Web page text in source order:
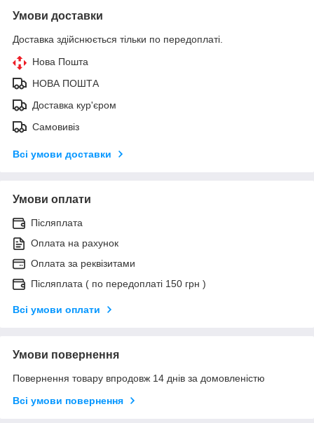
Умови доставки
Доставка здійснюється тільки по передоплаті.
Нова Пошта
НОВА ПОШТА
Доставка кур'єром
Самовивіз
Всі умови доставки
Умови оплати
Післяплата
Оплата на рахунок
Оплата за реквізитами
Післяплата ( по передоплаті 150 грн )
Всі умови оплати
Умови повернення
Повернення товару впродовж 14 днів за домовленістю
Всі умови повернення